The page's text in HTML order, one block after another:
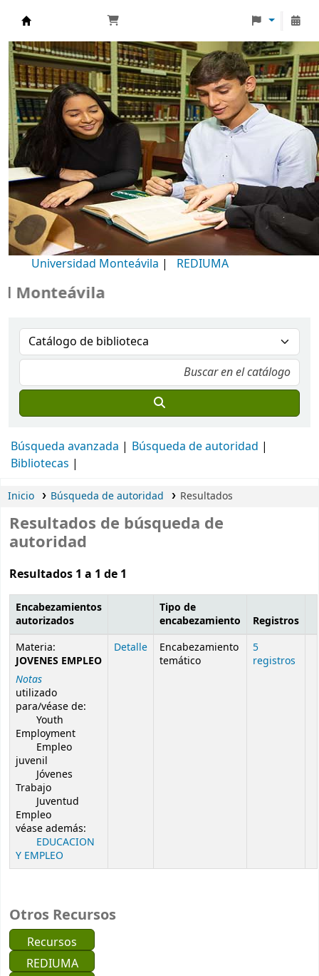
Biblioteca Universidad Monteávila
Universidad Monteávila | REDIUMA
Búsqueda avanzada
Búsqueda de autoridad
Bibliotecas
Inicio Búsqueda de autoridad Resultados
Otros Recursos
Recursos
REDIUMA
Resultados de búsqueda de
autoridad
Resultados 1 a 1 de 1
Resultados de búsqueda de autoridad
Encabezamientos
autorizados
Tipo de
encabezamiento
Registros
Materia:
JOVENES EMPLEO
Notas
utilizado
para/véase de:
Youth
Employment
Empleo
juvenil
Jóvenes
Trabajo
Juventud
Empleo
véase además:
EDUCACION
Y EMPLEO
Detalle
Encabezamiento
temático
5
registros